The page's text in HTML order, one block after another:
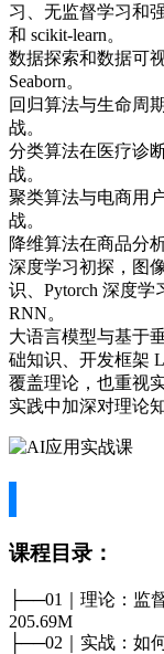
习、无监督学习和
和 scikit-learn。
数据探索和数据可
Seaborn。
回归算法与生命周
战。
分类算法在医疗诊
战。
聚类算法与电商用
战。
降维算法在商品分
深度学习初探，图
识、Pytorch 深度
RNN。
大语言模型与基于
础知识、开发框架
覆盖理论，也重视
实践中加深对理论
课程目录：
├──01｜理论：监
205.69M
├──02｜实战：如